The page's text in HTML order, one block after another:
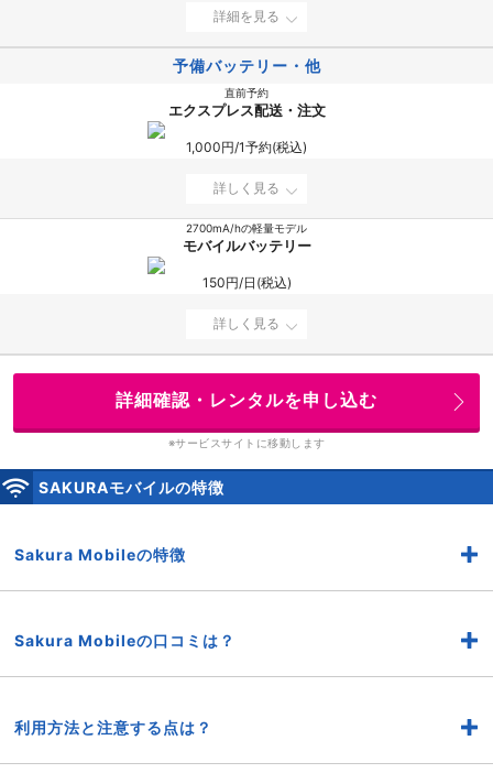
詳細を見る
予備バッテリー・他
直前予約
エクスプレス配送・注文
1,000円/1予約(税込)
詳しく見る
2700mA/hの軽量モデル
モバイルバッテリー
150円/日(税込)
詳しく見る
詳細確認・レンタルを申し込む
※サービスサイトに移動します
SAKURAモバイルの特徴
Sakura Mobileの特徴
Sakura Mobileの口コミは？
利用方法と注意する点は？